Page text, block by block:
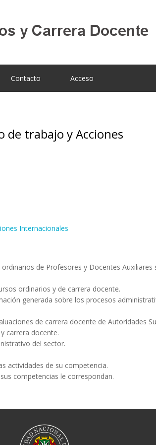
Contacto Acceso
de trabajo y Acciones
Internacionales
de Profesores y Docentes
ordinarios y de carrera docente.
generada sobre los procesos
de carrera docente de Autoridades
carrera docente.
del sector.
actividades de su competencia.
competencias le correspondan.